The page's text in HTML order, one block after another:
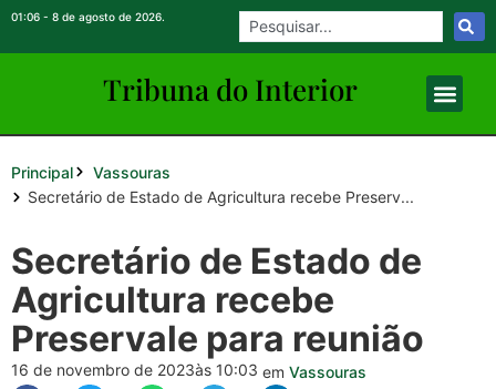
01:06 - 8 de agosto de 2026.
Tribuna do Interior
Principal
Vassouras
Secretário de Estado de Agricultura recebe Preserv...
Secretário de Estado de
Agricultura recebe
Preservale para reunião
16 de novembro de 2023às 10:03 em Vassouras